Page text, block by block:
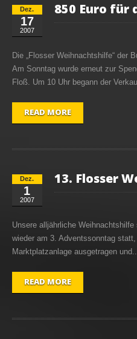
Dez.
17
2007
850 Euro für
Die „Flosser Weihnachtshilfe“ der
Am Sonntag wurde erneut zur
Floß. Um 10 Uhr begann der
READ MORE
Dez.
1
2007
13. Flosser
Unsere alljährliche
wieder am 3. Adventssonntag
Marktplatzanlage ausgetragen
READ MORE